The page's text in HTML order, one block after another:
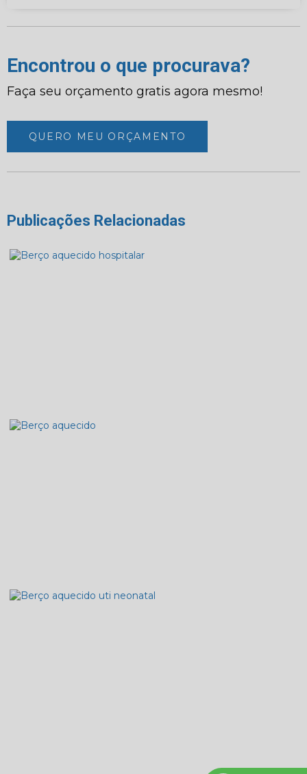
Encontrou o que procurava?
Faça seu orçamento gratis agora mesmo!
QUERO MEU ORÇAMENTO
Publicações Relacionadas